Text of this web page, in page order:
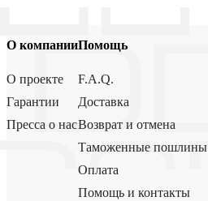
О компании
О проекте
Гарантии
Пресса о нас
Помощь
F.A.Q.
Доставка
Возврат и отмена
Таможенные пошлины
Оплата
Помощь и контакты